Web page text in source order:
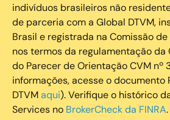
indivíduos brasileiros não
de parceria com a Global DTVM,
Brasil e registrada na Comissão
nos termos da regulamentação da
do Parecer de Orientação CVM
informações, acesse o documento
DTVMaqui). Verifique o histórico
Services no BrokerCheck da FINRA.